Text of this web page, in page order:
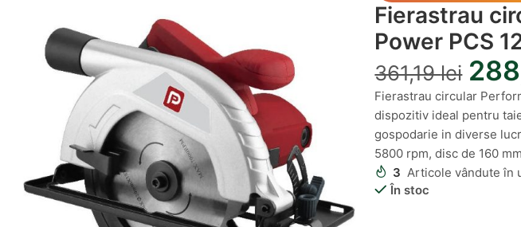
Fierastrau
Power PCS
361,19lei
Fierastrau circular
dispozitiv ideal pentru
gospodarie in diverse
5800 rpm, disc de 160
3 Articole vândute în
În stoc